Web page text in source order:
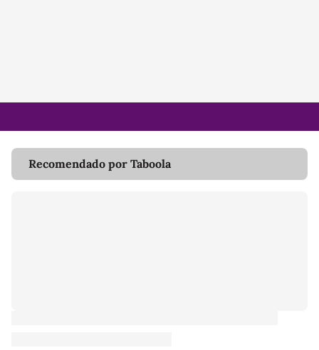
Recomendado por Taboola